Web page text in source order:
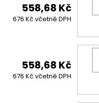
558,68 Kč
676 Kč včetně DPH
558,68 Kč
676 Kč včetně DPH